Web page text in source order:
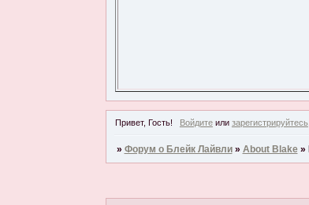
Привет, Гость! Войдитеили зарегистрируйтесь.
» Форум о Блейк Лайвли » About Blake »